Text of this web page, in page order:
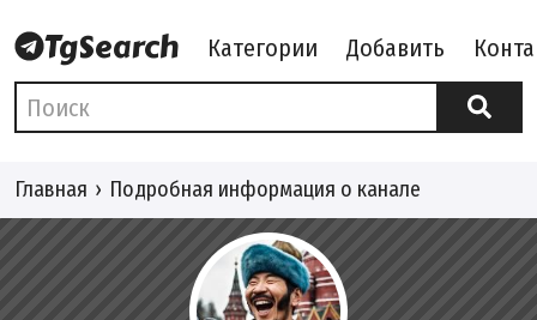
Категории Добавить
Главная Подробная информация о канале